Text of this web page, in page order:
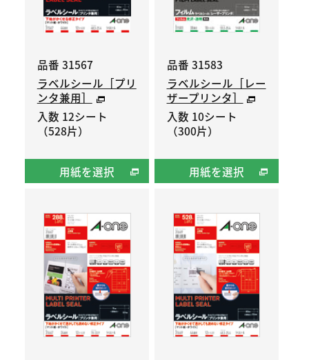
品番 31567
ラベルシール［プリ
ンタ兼用］
入数 12シート
（528片）
用紙を選択
品番 31583
ラベルシール［レー
ザープリンタ］
入数 10シート
（300片）
用紙を選択